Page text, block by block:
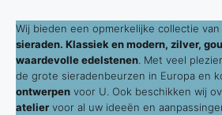
Wij bieden een opmerkelijke collectie van
sieraden. Klassiek en modern, zilver,
waardevolle edelstenen . Met veel
de grote sieradenbeurzen in Europa en
ontwerpen voor U. Ook beschikken wij
atelier voor al uw ideeën en